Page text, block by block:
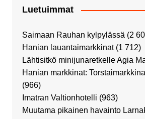
Luetuimmat
Saimaan Rauhan kylpylässä (2
Hanian lauantaimarkkinat (1 712)
Lähtisitkö minijunaretkelle Agia
Hanian markkinat:
(966)
Imatran Valtionhotelli (963)
Muutama pikainen havainto